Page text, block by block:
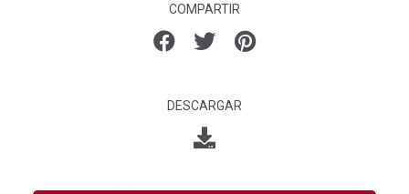
COMPARTIR
DESCARGAR